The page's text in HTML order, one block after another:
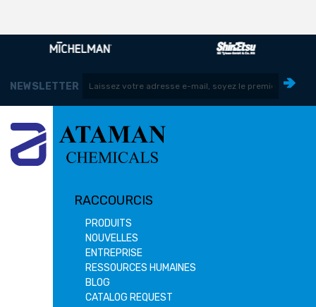
NEWSLETTER
RACCOURCIS
PRODUITS
NOUVELLES
ENTREPRISE
RESSOURCES HUMAINES
BLOG
CATALOG REQUEST